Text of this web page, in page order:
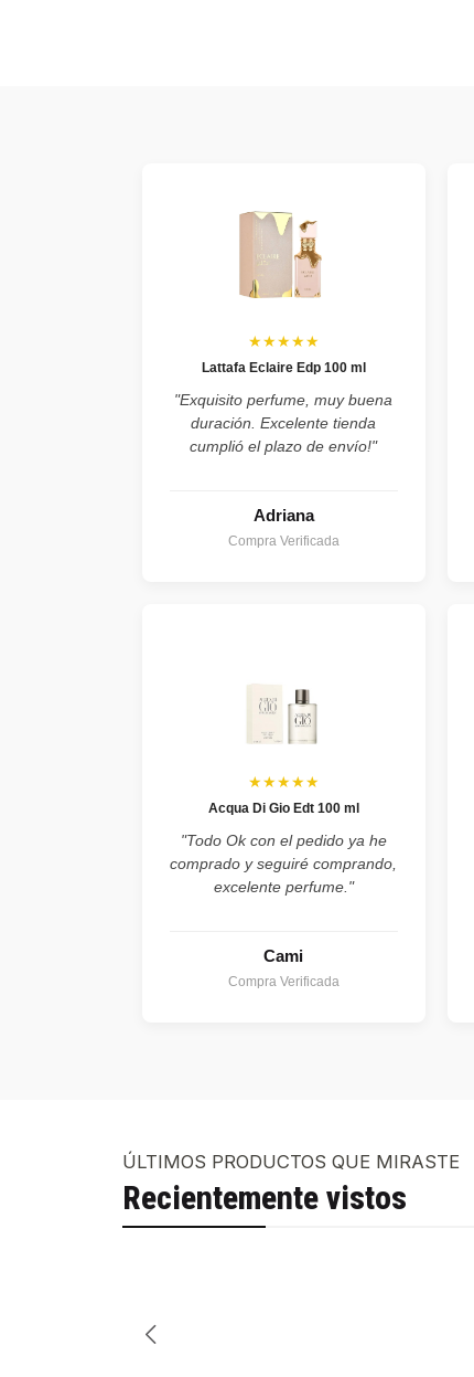
★★★★★
Lattafa Eclaire Edp 100 ml
"Exquisito perfume, muy buena
duración. Excelente tienda
cumplió el plazo de envío!"
Adriana
Compra Verificada
★★★★★
Acqua Di Gio Edt 100 ml
"Todo Ok con el pedido ya he
comprado y seguiré comprando,
excelente perfume."
Cami
Compra Verificada
ÚLTIMOS PRODUCTOS QUE MIRASTE
Recientemente vistos